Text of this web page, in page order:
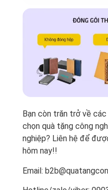
Bạn còn trăn trở về
chọn quà tặng công
nghiệp? Liên hệ để
hôm nay!!
Email: